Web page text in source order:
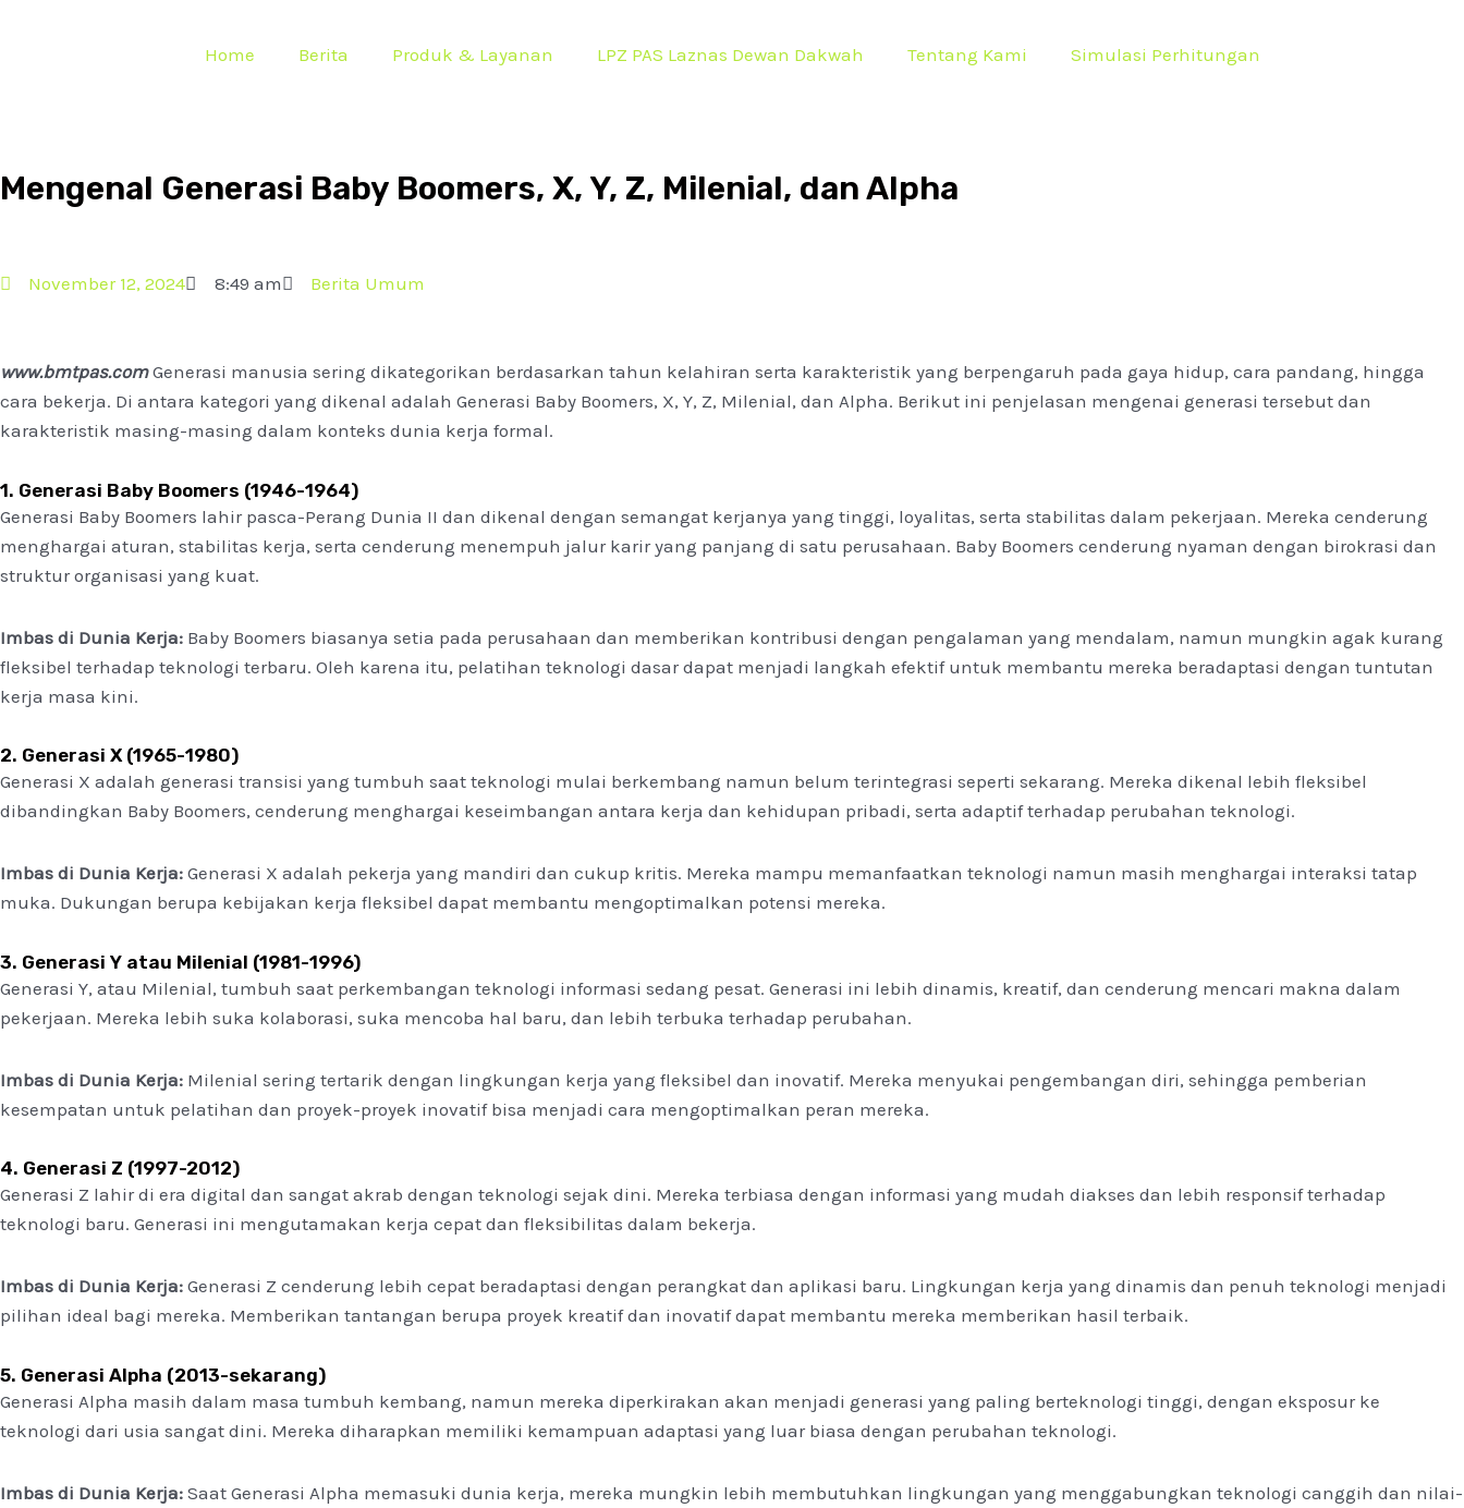
Home Berita Produk & Layanan LPZ PAS Laznas Dewan Dakwah Tentang Kami Simulasi Perhitungan
Mengenal Generasi Baby Boomers, X, Y, Z, Milenial, dan Alpha
November 12, 2024 8:49 am Berita Umum
www.bmtpas.comGenerasi manusia sering dikategorikan berdasarkan tahun kelahiran serta karakteristik yang berpengaruh pada gaya hidup, cara pandang, hingga
cara bekerja. Di antara kategori yang dikenal adalah Generasi Baby Boomers, X, Y, Z, Milenial, dan Alpha. Berikut ini penjelasan mengenai generasi tersebut dan
karakteristik masing-masing dalam konteks dunia kerja formal.
1. Generasi Baby Boomers (1946-1964)
Generasi Baby Boomers lahir pasca-Perang Dunia II dan dikenal dengan semangat kerjanya yang tinggi, loyalitas, serta stabilitas dalam pekerjaan. Mereka cenderung
menghargai aturan, stabilitas kerja, serta cenderung menempuh jalur karir yang panjang di satu perusahaan. Baby Boomers cenderung nyaman dengan birokrasi dan
struktur organisasi yang kuat.
Imbas di Dunia Kerja: Baby Boomers biasanya setia pada perusahaan dan memberikan kontribusi dengan pengalaman yang mendalam, namun mungkin agak kurang
fleksibel terhadap teknologi terbaru. Oleh karena itu, pelatihan teknologi dasar dapat menjadi langkah efektif untuk membantu mereka beradaptasi dengan tuntutan
kerja masa kini.
2. Generasi X (1965-1980)
Generasi X adalah generasi transisi yang tumbuh saat teknologi mulai berkembang namun belum terintegrasi seperti sekarang. Mereka dikenal lebih fleksibel
dibandingkan Baby Boomers, cenderung menghargai keseimbangan antara kerja dan kehidupan pribadi, serta adaptif terhadap perubahan teknologi.
Imbas di Dunia Kerja: Generasi X adalah pekerja yang mandiri dan cukup kritis. Mereka mampu memanfaatkan teknologi namun masih menghargai interaksi tatap
muka. Dukungan berupa kebijakan kerja fleksibel dapat membantu mengoptimalkan potensi mereka.
3. Generasi Y atau Milenial (1981-1996)
Generasi Y, atau Milenial, tumbuh saat perkembangan teknologi informasi sedang pesat. Generasi ini lebih dinamis, kreatif, dan cenderung mencari makna dalam
pekerjaan. Mereka lebih suka kolaborasi, suka mencoba hal baru, dan lebih terbuka terhadap perubahan.
Imbas di Dunia Kerja: Milenial sering tertarik dengan lingkungan kerja yang fleksibel dan inovatif. Mereka menyukai pengembangan diri, sehingga pemberian
kesempatan untuk pelatihan dan proyek-proyek inovatif bisa menjadi cara mengoptimalkan peran mereka.
4. Generasi Z (1997-2012)
Generasi Z lahir di era digital dan sangat akrab dengan teknologi sejak dini. Mereka terbiasa dengan informasi yang mudah diakses dan lebih responsif terhadap
teknologi baru. Generasi ini mengutamakan kerja cepat dan fleksibilitas dalam bekerja.
Imbas di Dunia Kerja: Generasi Z cenderung lebih cepat beradaptasi dengan perangkat dan aplikasi baru. Lingkungan kerja yang dinamis dan penuh teknologi menjadi
pilihan ideal bagi mereka. Memberikan tantangan berupa proyek kreatif dan inovatif dapat membantu mereka memberikan hasil terbaik.
5. Generasi Alpha (2013-sekarang)
Generasi Alpha masih dalam masa tumbuh kembang, namun mereka diperkirakan akan menjadi generasi yang paling berteknologi tinggi, dengan eksposur ke
teknologi dari usia sangat dini. Mereka diharapkan memiliki kemampuan adaptasi yang luar biasa dengan perubahan teknologi.
Imbas di Dunia Kerja: Saat Generasi Alpha memasuki dunia kerja, mereka mungkin lebih membutuhkan lingkungan yang menggabungkan teknologi canggih dan nilai-